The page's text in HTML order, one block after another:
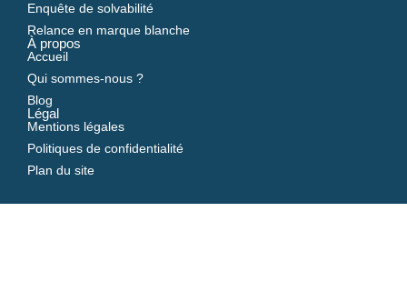
Enquête de solvabilité
Relance en marque blanche
À propos
Accueil
Qui sommes-nous ?
Blog
Légal
Mentions légales
Politiques de confidentialité
Plan du site